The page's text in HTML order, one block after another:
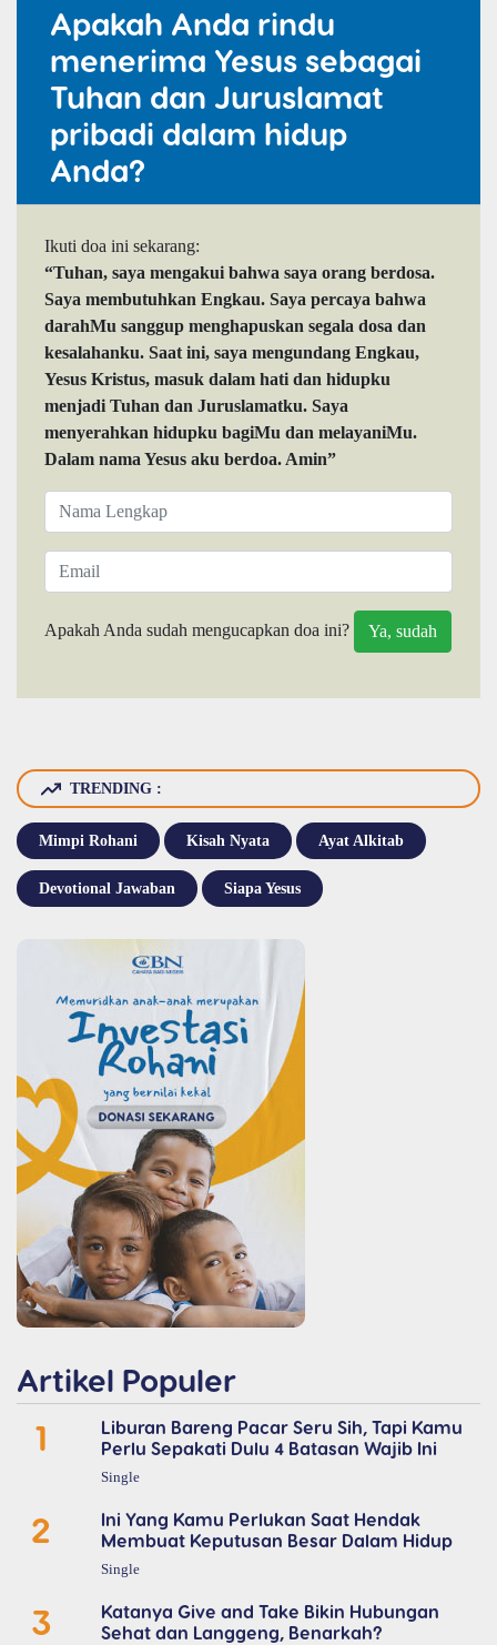
Apakah Anda rindu
menerima Yesus sebagai
Tuhan dan Juruslamat
pribadi dalam hidup
Anda?
Ikuti doa ini sekarang:
“Tuhan, saya mengakui bahwa saya orang berdosa.
Saya membutuhkan Engkau. Saya percaya bahwa
darahMu sanggup menghapuskan segala dosa dan
kesalahanku. Saat ini, saya mengundang Engkau,
Yesus Kristus, masuk dalam hati dan hidupku
menjadi Tuhan dan Juruslamatku. Saya
menyerahkan hidupku bagiMu dan melayaniMu.
Dalam nama Yesus aku berdoa. Amin”
Apakah Anda sudah mengucapkan doa ini?
TRENDING :
Mimpi Rohani Kisah Nyata Ayat Alkitab
Devotional Jawaban Siapa Yesus
Artikel Populer
1
Liburan Bareng Pacar Seru Sih, Tapi Kamu
Perlu Sepakati Dulu 4 Batasan Wajib Ini
Single
2
Ini Yang Kamu Perlukan Saat Hendak
Membuat Keputusan Besar Dalam Hidup
Single
3
Katanya Give and Take Bikin Hubungan
Sehat dan Langgeng, Benarkah?